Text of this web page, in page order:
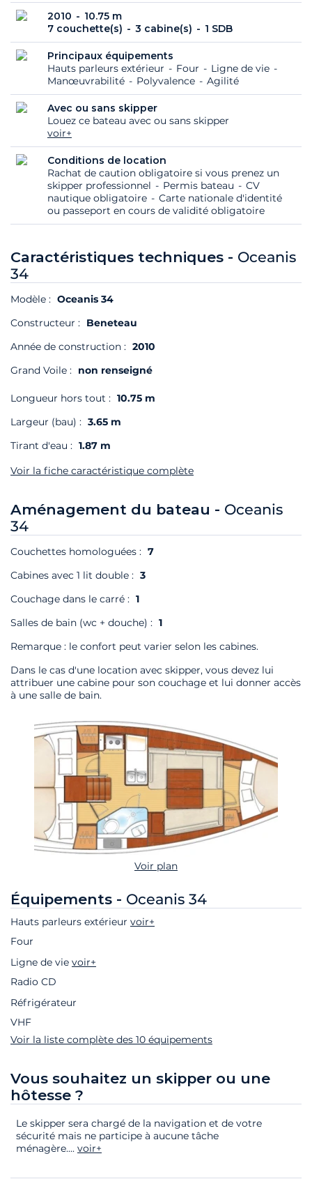
2010
10.75 m
7 couchette(s)
3 cabine(s) 1 SDB
Principaux équipements
Hauts parleurs extérieur
Four
Ligne de vie
Manœuvrabilité
Polyvalence Agilité
Avec ou sans skipper
Louez ce bateau avec ou sans skipper
voir+
Conditions de location
Rachat de caution obligatoire si vous prenez un
skipper professionnel
Permis bateau
CV
nautique obligatoire
Carte nationale d'identité
ou passeport en cours de validité obligatoire
Caractéristiques techniques - Oceanis
34
Modèle : Oceanis 34
Constructeur : Beneteau
Année de construction : 2010
Grand Voile : non renseigné
Longueur hors tout : 10.75 m
Largeur (bau) : 3.65 m
Tirant d'eau : 1.87 m
Voir la fiche caractéristique complète
Aménagement du bateau - Oceanis
34
Couchettes homologuées : 7
Cabines avec 1 lit double : 3
Couchage dans le carré : 1
Salles de bain (wc + douche) : 1
Remarque : le confort peut varier selon les cabines.
Dans le cas d'une location avec skipper, vous devez lui
attribuer une cabine pour son couchage et lui donner accès
à une salle de bain.
Voir plan
Équipements - Oceanis 34
Hauts parleurs extérieur voir+
Four
Ligne de vie voir+
Radio CD
Réfrigérateur
VHF
Voir la liste complète des 10 équipements
Vous souhaitez un skipper ou une
hôtesse ?
Le skipper sera chargé de la navigation et de votre
sécurité mais ne participe à aucune tâche
ménagère.... voir+